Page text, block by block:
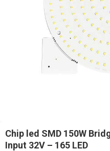
Chip led SMD 150W
Input 32V – 165 LED